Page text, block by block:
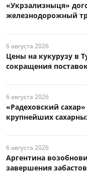
«Укрзализныця»
железнодорожный
6 августа 2026
Цены на кукурузу в
сокращения
6 августа 2026
«Радеховский
крупнейших
6 августа 2026
Аргентина
завершения